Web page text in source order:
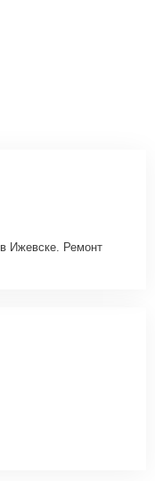
Ижевске. Ремонт